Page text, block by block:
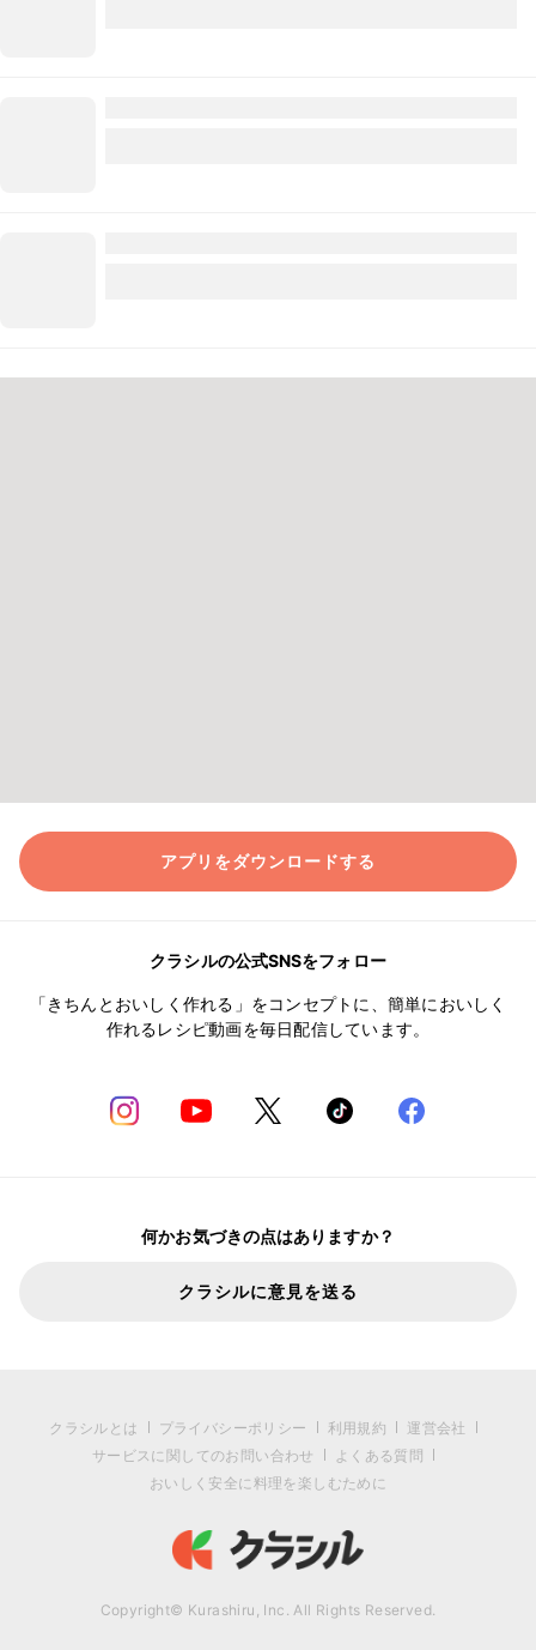
アプリをダウンロードする
クラシルの公式SNSをフォロー
「きちんとおいしく作れる」をコンセプトに、簡単においしく
作れるレシピ動画を毎日配信しています。
何かお気づきの点はありますか？
クラシルに意見を送る
クラシルとは プライバシーポリシー 利用規約
運営会社
サービスに関してのお問い合わせ
よくある質問
おいしく安全に料理を楽しむために
Copyright© Kurashiru, Inc. All Rights Reserved.